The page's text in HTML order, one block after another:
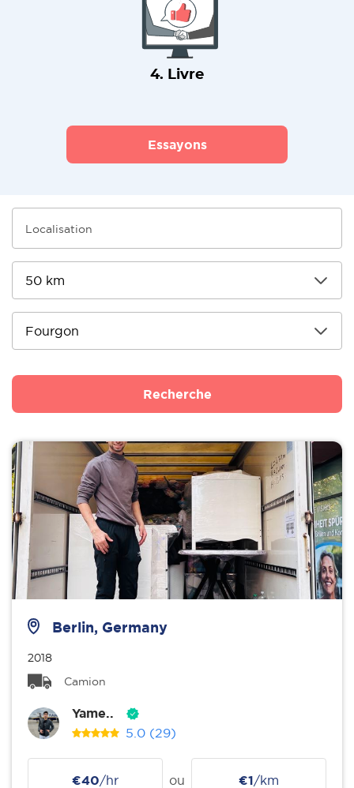
4. Livre
Essayons
Recherche
Berlin, Germany
2018
Camion
Yame..
5.0 (29)
€40/hr ou €1/km